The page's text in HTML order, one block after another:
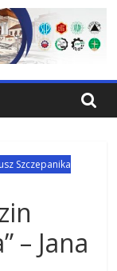
Szczepanika
– Jana